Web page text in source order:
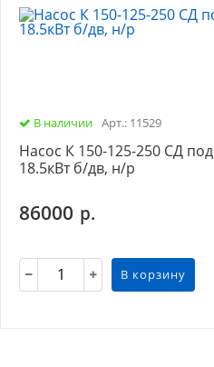
В наличии Арт.: 11529
Насос К 150-125-250 СД под
18.5кВт б/дв, н/р
86000 р.
В корзину